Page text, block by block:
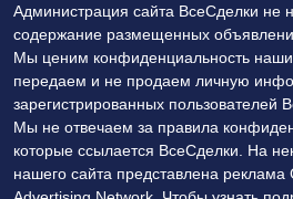
Администрация сайта ВсеСделки не
содержание размещенных
Мы ценим конфиденциальность
передаем и не продаем личную
зарегистрированных пользователей
Мы не отвечаем за правила
которые ссылается ВсеСделки. На
нашего сайта представлена реклама